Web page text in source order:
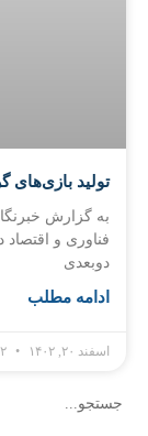
تولید بازی‌های
به گزارش
فناوری و
دوبعدی
ادامه مطلب
اسفند ۲۰, ۱۴۰۲